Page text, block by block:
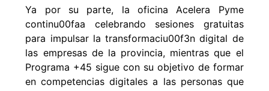
continu00faa celebrando sesiones gratuitas
para impulsar la transformaciu00f3n digital de
las empresas de la provincia, mientras que el
Programa +45 sigue con su objetivo de formar
en competencias digitales a las personas que
se encuentren en situaciu00f3n de desempleo,